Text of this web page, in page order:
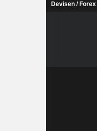
Devisen / Forex